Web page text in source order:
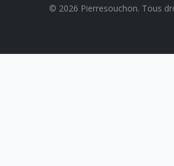
© 2026 Pierresouchon. Tous